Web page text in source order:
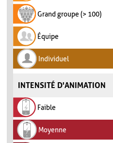
Grand groupe (> 100)
Équipe
Individuel
INTENSITÉ D'ANIMATION
Faible
Moyenne